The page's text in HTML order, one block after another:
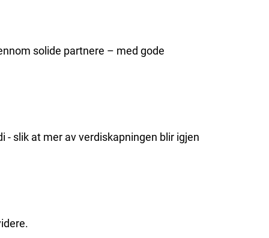
solide partnere – med gode
slik at mer av verdiskapningen blir igjen